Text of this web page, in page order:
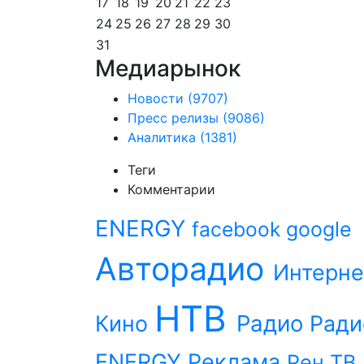
24 25 26 27 28 29 30
31
Медиарынок
Новости (9707)
Пресс релизы (9086)
Аналитика (1381)
Теги
Комментарии
ENERGY facebook google
Авторадио
Кино НТВ Радио